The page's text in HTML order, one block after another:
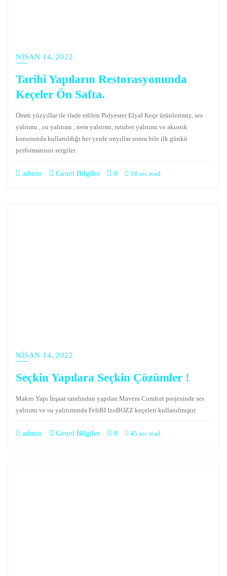
NISAN 14, 2022
Tarihi Yapıların Restorasyonunda
Keçeler Ön Safta.
Ömrü yüzyıllar ile ifade edilen Polyester Elyaf Keçe ürünlerimiz, ses
yalıtımı , ısı yalıtımı , nem yalıtımı, rutubet yalıtımı ve akustik
konusunda kullanıldığı her yerde onyıllar sonra bile ilk günkü
performansını sergiler.
admin Genel Bilgiler 0 34 sec read
NISAN 14, 2022
Seçkin Yapılara Seçkin Çözümler !
Makro Yapı İnşaat tarafından yapılan Mavera Comfort projesinde ses
yalıtımı ve ısı yalıtımında FeltBI IzoBOZZ keçeleri kullanılmıştır.
admin Genel Bilgiler 0 45 sec read